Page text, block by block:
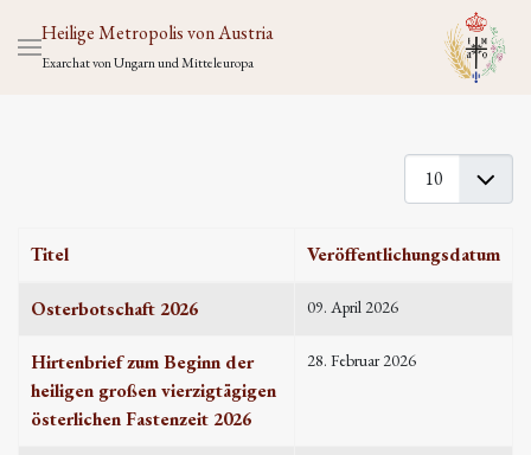
Heilige Metropolis von Austria
Exarchat von Ungarn und Mitteleuropa
Anzeige #
Titel Veröffentlichungsdatum
Osterbotschaft 2026 09. April 2026
Hirtenbrief zum Beginn der
heiligen großen vierzigtägigen
österlichen Fastenzeit 2026
28. Februar 2026